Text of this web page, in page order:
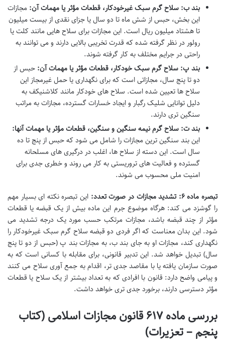
بند ب: سلاح گرم سبک غیرخودکار، قطعات مؤثر یا مهمات آن: مجازات
این بخش، حبس از شش ماه تا دو سال یا جزای نقدی از بیست میلیون
تا هشتاد میلیون ریال است. این مجازات برای سلاح هایی مانند کلت یا
رولور در نظر گرفته شده که قدرت تخریبی بالایی دارند و می توانند به
راحتی در جرایم مختلف به کار گرفته شوند.
بند پ: سلاح گرم سبک خودکار، قطعات مؤثر یا مهمات آن: حبس از
دو تا پنج سال، مجازاتی است که برای نگهداری یا حمل غیرمجاز این
سلاح ها تعیین شده است. سلاح های خودکار مانند کلاشنیکف به
دلیل توانایی شلیک رگبار و ایجاد خسارات گسترده، مجازات به مراتب
سنگین تری دارند.
بند ت: سلاح گرم نیمه سنگین و سنگین، قطعات مؤثر یا مهمات آنها:
این بند سنگین ترین مجازات را شامل می شود که حبس از پنج تا ده
سال است. این دسته از سلاح ها، اغلب در درگیری های مسلحانه
گسترده و فعالیت های تروریستی به کار می روند و خطری جدی برای
امنیت ملی محسوب می شوند.
تبصره ماده ۶: تشدید مجازات در صورت تعدد:
این تبصره نکته ای بسیار مهم
را گوشزد می کند: هرگاه موضوع جرم این ماده بیش از یک قبضه یا قطعات
مؤثر از چند قبضه باشد، مجازات مرتکب حسب مورد یک درجه تشدید می
شود. این بدان معناست که اگر فردی دو قبضه سلاح گرم سبک غیرخودکار را
نگهداری کند، مجازات او به جای بند ب، به مجازات بند پ (حبس از دو تا پنج
سال) تبدیل خواهد شد. این تدبیر قانونی، برای مقابله با کسانی است که به
صورت سازمان یافته یا با مقاصد جدی تر، اقدام به جمع آوری سلاح می کنند
و پیامی واضح دارد: قانون با افرادی که به تعداد بیشتر از یک سلاح یا قطعات
مؤثر دسترسی دارند، برخورد جدی تری خواهد داشت.
بررسی ماده ۶۱۷ قانون مجازات اسلامی (کتاب
پنجم – تعزیرات)